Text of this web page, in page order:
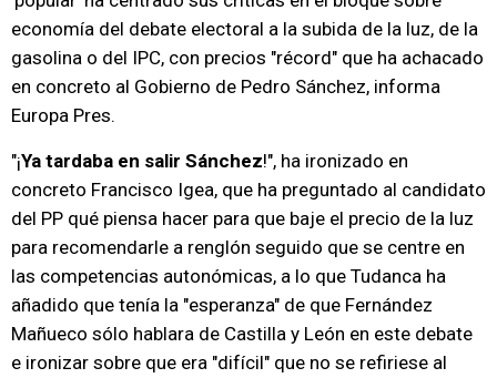
economía del debate electoral a la subida de la luz, de la
gasolina o del IPC, con precios "récord" que ha achacado
en concreto al Gobierno de Pedro Sánchez, informa
Europa Pres.
"¡Ya tardaba en salir Sánchez!", ha ironizado en
concreto Francisco Igea, que ha preguntado al candidato
del PP qué piensa hacer para que baje el precio de la luz
para recomendarle a renglón seguido que se centre en
las competencias autonómicas, a lo que Tudanca ha
añadido que tenía la "esperanza" de que Fernández
Mañueco sólo hablara de Castilla y León en este debate
e ironizar sobre que era "difícil" que no se refiriese al